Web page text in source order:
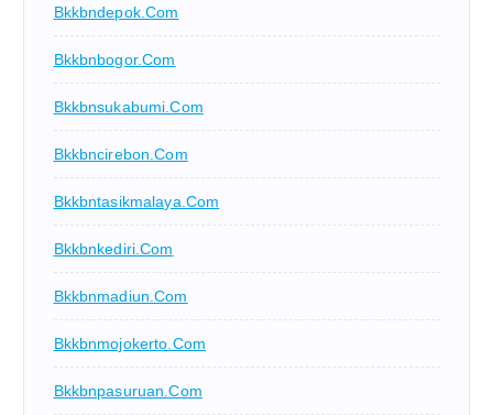
Bkkbndepok.com
Bkkbnbogor.com
Bkkbnsukabumi.com
Bkkbncirebon.com
Bkkbntasikmalaya.com
Bkkbnkediri.com
Bkkbnmadiun.com
Bkkbnmojokerto.com
Bkkbnpasuruan.com